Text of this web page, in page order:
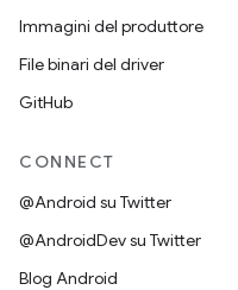
Immagini del produttore
File binari del driver
GitHub
CONNECT
@Android su Twitter
@AndroidDev su Twitter
Blog Android